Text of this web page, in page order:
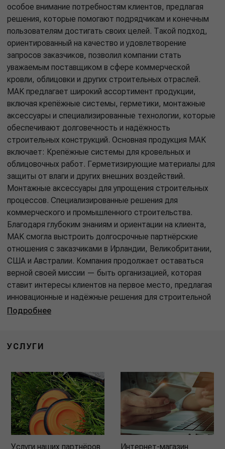
особое внимание потребностям клиентов, предлагая
решения, которые помогают подрядчикам и конечным
пользователям достигать своих целей. Такой подход,
ориентированный на качество и удовлетворение
запросов заказчиков, позволил компании стать
уважаемым поставщиком в сфере коммерческой
кровли, облицовки и других строительных отраслей.
MAK предлагает широкий ассортимент продукции,
включая крепёжные системы, герметики, монтажные
аксессуары и специализированные технологии, которые
обеспечивают долговечность и надёжность
строительных конструкций. Основная продукция MAK
включает: Крепёжные системы для кровельных и
облицовочных работ. Герметизирующие материалы для
защиты от влаги и других внешних воздействий.
Монтажные аксессуары для упрощения строительных
процессов. Специализированные решения для
коммерческого и промышленного строительства.
Благодаря глубоким знаниям и ориентации на клиента,
MAK смогла выстроить долгосрочные партнёрские
отношения с заказчиками в Ирландии, Великобритании,
США и Австралии. Компания продолжает оставаться
верной своей миссии — быть организацией, которая
ставит интересы клиентов на первое место, предлагая
инновационные и надёжные решения для строительной
Подробнее
УСЛУГИ
Услуги наших партнёров Интернет-магазин